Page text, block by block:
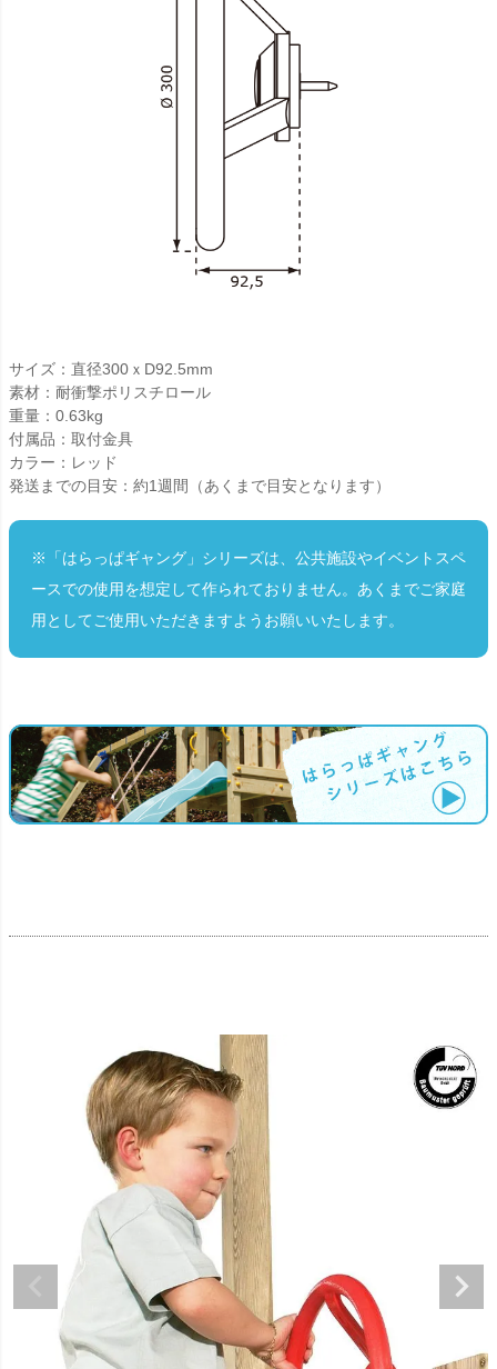
サイズ：直径300ｘD92.5mm
素材：耐衝撃ポリスチロール
重量：0.63kg
付属品：取付金具
カラー：レッド
発送までの目安：約1週間（あくまで目安となります）
※「はらっぱギャング」シリーズは、公共施設やイベントスペ
ースでの使用を想定して作られておりません。あくまでご家庭
用としてご使用いただきますようお願いいたします。